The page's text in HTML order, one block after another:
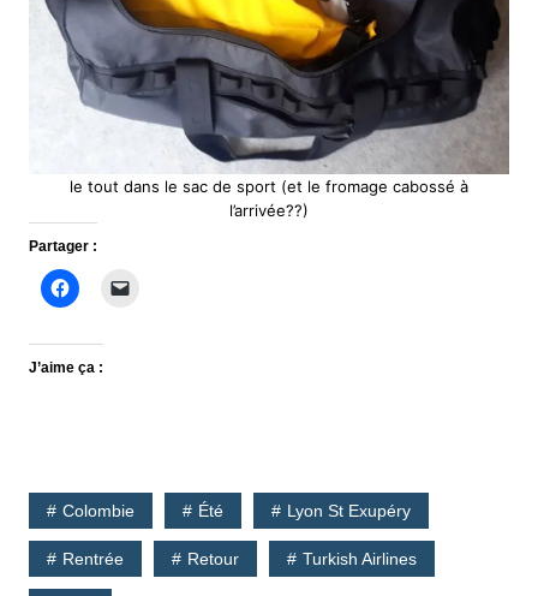
le tout dans le sac de sport (et le fromage cabossé à
l’arrivée??)
Partager :
J’aime ça :
Colombie Été Lyon St Exupéry
Rentrée Retour Turkish Airlines